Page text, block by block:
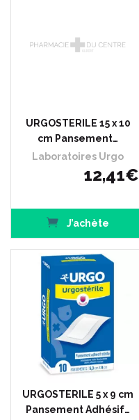
URGOSTERILE 15 x 10
cm Pansement…
Laboratoires Urgo
12,41€
J’achète
URGOSTERILE 5 x 9 cm
Pansement Adhésif…